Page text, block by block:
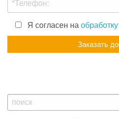
Я согласен на